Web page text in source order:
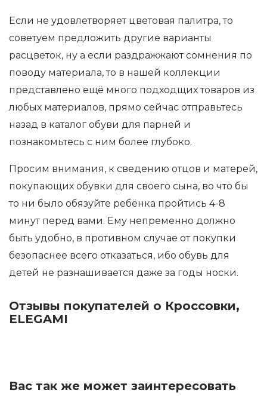
Если не удовлетворяет цветовая палитра, то
советуем предложить другие варианты
расцветок, ну а если раздражжают сомнения по
поводу материала, то в нашей коллекции
представлено ещё много подходщих товаров из
любых материалов, прямо сейчас отправьтесь
назад в каталог обуви для парней и
познакомьтесь с ним более глубоко.
Просим внимания, к сведению отцов и матерей,
покупающих обувки для своего сына, во что бы
то ни было обязуйте ребёнка пройтись 4-8
минут перед вами. Ему непременно должно
быть удобно, в противном случае от покупки
безопаснее всего отказаться, ибо обувь для
детей не разнашивается даже за годы носки.
Отзывы покупателей о Кроссовки,
ELEGAMI
Вас так же может заинтересовать